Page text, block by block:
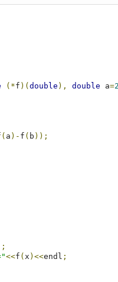
(*f )( double ), double a=2
( a )- f ( b ));
<<f ( x )<<endl ;